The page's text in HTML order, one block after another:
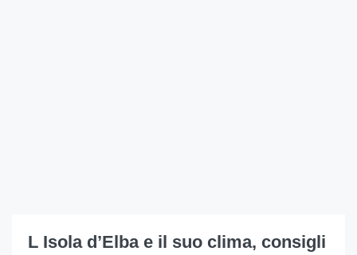
L Isola d’Elba e il suo clima, consigli